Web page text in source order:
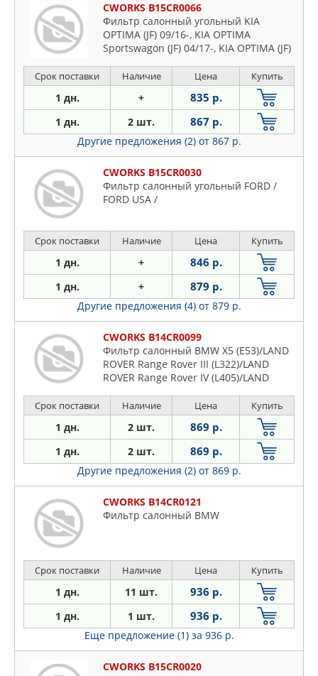
CWORKS B15CR0066
Фильтр салонный угольный KIA
OPTIMA (JF) 09/16-, KIA OPTIMA
Sportswagon (JF) 04/17-, KIA OPTIMA (JF)
Срок поставки Наличие Цена Купить
1 дн. + 835 р.
1 дн. 2 шт. 867 р.
Другие предложения (2) от 867 р.
CWORKS B15CR0030
Фильтр салонный угольный FORD /
FORD USA /
Срок поставки Наличие Цена Купить
1 дн. + 846 р.
1 дн. + 879 р.
Другие предложения (4) от 879 р.
CWORKS B14CR0099
Фильтр салонный BMW X5 (E53)/LAND
ROVER Range Rover III (L322)/LAND
ROVER Range Rover IV (L405)/LAND
Срок поставки Наличие Цена Купить
1 дн. 2 шт. 869 р.
1 дн. 2 шт. 869 р.
Другие предложения (2) от 869 р.
CWORKS B14CR0121
Фильтр салонный BMW
Срок поставки Наличие Цена Купить
1 дн. 11 шт. 936 р.
1 дн. 1 шт. 936 р.
Еще предложение (1) за 936 р.
CWORKS B15CR0020